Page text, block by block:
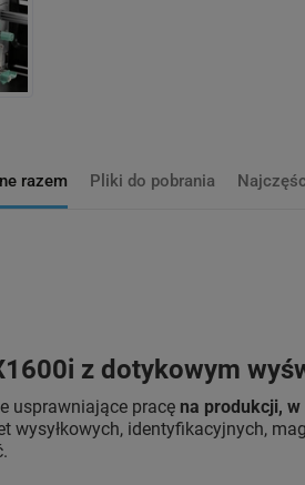
razem Pliki do pobrania
z dotykowym
usprawniające pracę na produkcji,
wysyłkowych, identyfikacyjnych,